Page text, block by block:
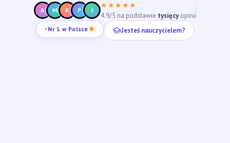
A M K P J
★★★★★
4.9/5 na podstawie tysięcyopinii
Nr 1 w Polsce Jesteś nauczycielem?